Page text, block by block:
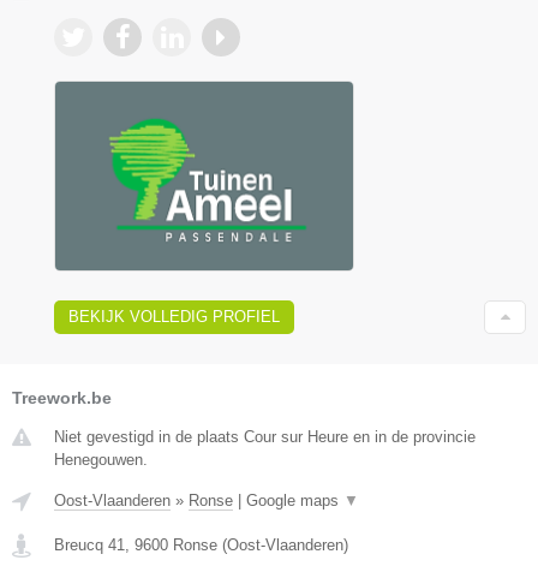
BEKIJK VOLLEDIG PROFIEL
Treework.be
Niet gevestigd in de plaats Cour sur Heure en in de provincie
Henegouwen.
Oost-Vlaanderen » Ronse Google maps ▼
Breucq 41 9600 Ronse (Oost-Vlaanderen)